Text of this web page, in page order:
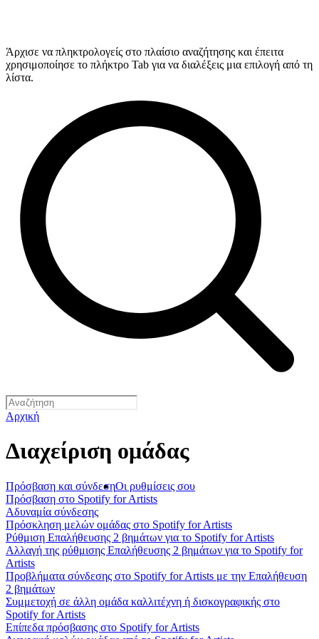
Άρχισε να πληκτρολογείς στο πλαίσιο αναζήτησης και έπειτα
χρησιμοποίησε το πλήκτρο Tab για να διαλέξεις μια επιλογή από τη
λίστα.
Αρχική
Διαχείριση ομάδας
Πρόσβαση και σύνδεσηΟι ρυθμίσεις σου
Πρόσβαση στο Spotify for Artists
Αδυναμία σύνδεσης
Πρόσκληση μελών ομάδας στο Spotify for Artists
Ρύθμιση Επαλήθευσης 2 βημάτων για το Spotify for Artists
Αλλαγή της ρύθμισης Επαλήθευσης 2 βημάτων για το Spotify for
Artists
Προβλήματα σύνδεσης στο Spotify for Artists με την Επαλήθευση
2 βημάτων
Συμμετοχή σε άλλη ομάδα καλλιτέχνη ή δισκογραφικής στο
Spotify for Artists
Επίπεδα πρόσβασης στο Spotify for Artists